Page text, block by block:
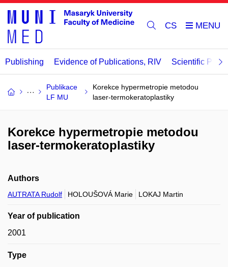
CS
Publishing Evidence of Publications, RIV Scientific
Publikace
LF MU
Korekce hypermetropie metodou
laser-termokeratoplastiky
Korekce hypermetropie metodou
laser-termokeratoplastiky
Authors
AUTRATA Rudolf HOLOUŠOVÁ Marie LOKAJ Martin
Year of publication
2001
Type